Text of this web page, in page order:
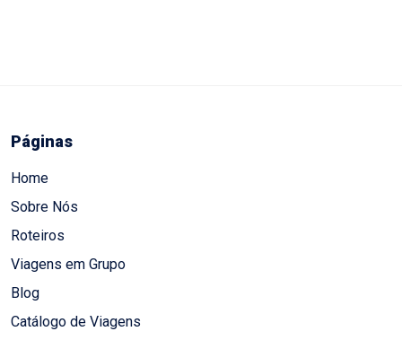
Páginas
Home
Sobre Nós
Roteiros
Viagens em Grupo
Blog
Catálogo de Viagens